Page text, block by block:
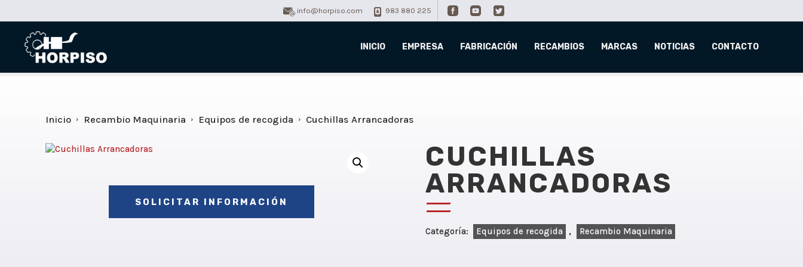
info@horpiso.com 983 880 225
INICIO EMPRESA FABRICACIÓN RECAMBIOS MARCAS NOTICIAS CONTACTO
Inicio Recambio Maquinaria Equipos de recogida Cuchillas Arrancadoras
SOLICITAR INFORMACIÓN
CUCHILLAS
ARRANCADORAS
Categoría: Equipos de recogida , Recambio Maquinaria